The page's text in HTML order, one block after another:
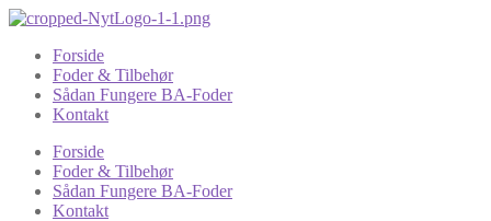
Forside
Foder & Tilbehør
Sådan Fungere BA-Foder
Kontakt
Forside
Foder & Tilbehør
Sådan Fungere BA-Foder
Kontakt